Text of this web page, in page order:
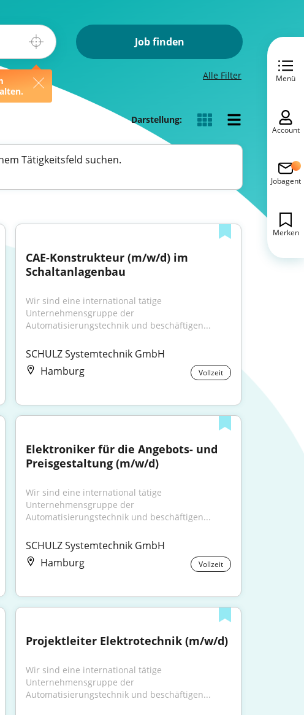
Job finden
Alle Filter
Darstellung:
Tätigkeitsfeld suchen.
CAE-Konstrukteur (m/w/d) im
Schaltanlagenbau
Wir sind eine international tätige
Unternehmensgruppe der
Automatisierungstechnik und beschäftigen...
SCHULZ Systemtechnik GmbH
Hamburg
Vollzeit
Elektroniker für die Angebots- und
Preisgestaltung (m/w/d)
Wir sind eine international tätige
Unternehmensgruppe der
Automatisierungstechnik und beschäftigen...
SCHULZ Systemtechnik GmbH
Hamburg
Vollzeit
Projektleiter Elektrotechnik (m/w/d)
Wir sind eine international tätige
Unternehmensgruppe der
Automatisierungstechnik und beschäftigen...
Menü
Account
Jobagent
Merken